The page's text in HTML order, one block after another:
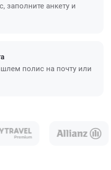
заполните анкету и
полис на почту или